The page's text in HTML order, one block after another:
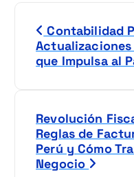
Contabilidad
que Impulsa al
Revolución
Reglas de
Perú y Cómo
Negocio